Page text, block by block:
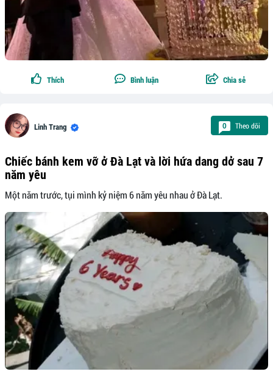
Thích Bình luận Chia sẻ
Linh Trang 0 Theo dõi
Chiếc bánh kem vỡ ở Đà Lạt và lời hứa dang dở sau 7
năm yêu
Một năm trước, tụi mình kỷ niệm 6 năm yêu nhau ở Đà Lạt.